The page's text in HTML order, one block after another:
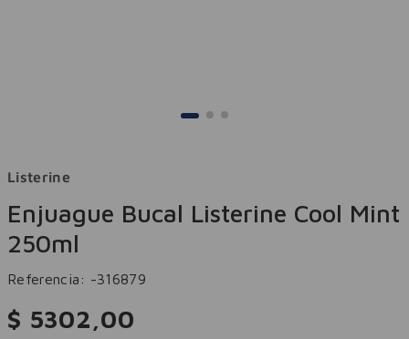
Listerine
Enjuague Bucal Listerine Cool Mint
250ml
Referencia: -316879
$ 5302,00